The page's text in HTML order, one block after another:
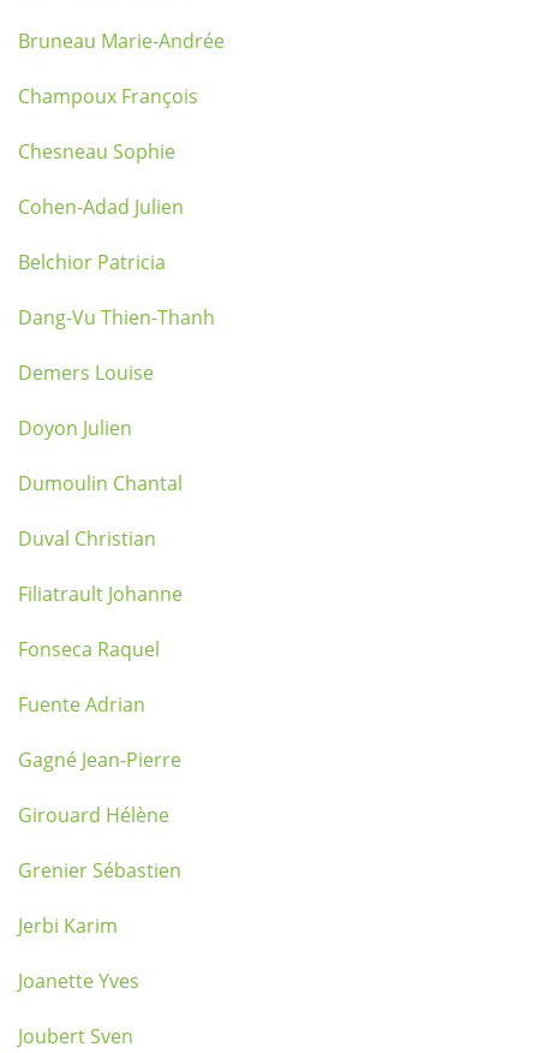
Bruneau Marie-Andrée
Champoux François
Chesneau Sophie
Cohen-Adad Julien
Belchior Patricia
Dang-Vu Thien-Thanh
Demers Louise
Doyon Julien
Dumoulin Chantal
Duval Christian
Filiatrault Johanne
Fonseca Raquel
Fuente Adrian
Gagné Jean-Pierre
Girouard Hélène
Grenier Sébastien
Jerbi Karim
Joanette Yves
Joubert Sven